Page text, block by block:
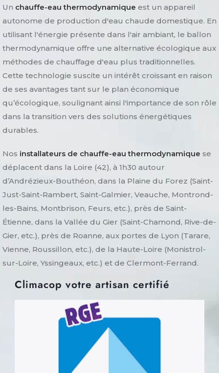
Un chauffe-eau thermodynamique est un appareil
autonome de production d'eau chaude domestique. En
utilisant l'énergie présente dans l'air ambiant, le ballon
thermodynamique offre une alternative écologique aux
méthodes de chauffage d'eau plus traditionnelles.
Cette technologie suscite un intérêt croissant en raison
de ses avantages tant sur le plan économique
qu’écologique, soulignant ainsi l'importance de son rôle
dans la transition vers des solutions énergétiques
durables.
Nos installateurs de chauffe-eau thermodynamique se
déplacent dans la Loire (42), à 1h30 autour
d’Andrézieux-Bouthéon, dans la Plaine du Forez (Saint-
Just-Saint-Rambert, Saint-Galmier, Veauche, Montrond-
les-Bains, Montbrison, Feurs, etc.), près de Saint-
Étienne, dans la Vallée du Gier (Saint-Chamond, Rive-de-
Gier, etc.), près de Roanne, aux portes de Lyon (Tarare,
Vienne, Roussillon, etc.), de la Haute-Loire (Monistrol-
sur-Loire, Yssingeaux, etc.) et de Clermont-Ferrand.
Climacop votre artisan certifié